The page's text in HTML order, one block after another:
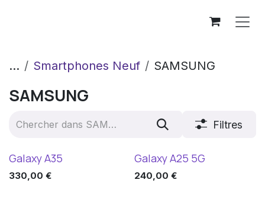
... Smartphones Neuf SAMSUNG
SAMSUNG
Filtres
Galaxy A35
330,00 €
Galaxy A25 5G
240,00 €